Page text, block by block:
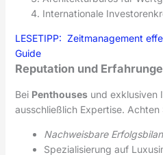
Internationale
LESETIPP: Zeitmanagement
Guide
Reputation und
Bei Penthousesund exklusiven
ausschließlich Expertise. Achten
Nachweisbare
Spezialisierung auf